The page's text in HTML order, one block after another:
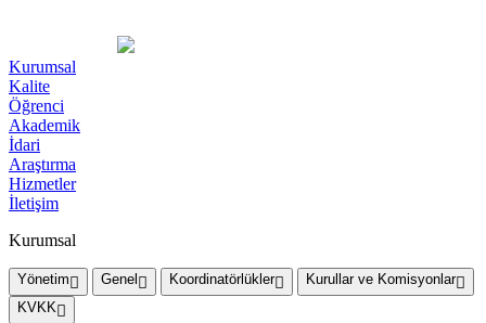
Kurumsal
Kalite
Öğrenci
Akademik
İdari
Araştırma
Hizmetler
İletişim
Kurumsal
Yönetim Genel Koordinatörlükler
Kurullar ve Komisyonlar
KVKK